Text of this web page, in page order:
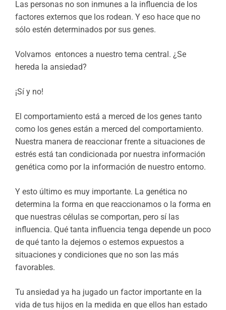
Las personas no son inmunes a la influencia de los
factores externos que los rodean. Y eso hace que no
sólo estén determinados por sus genes.
Volvamos entonces a nuestro tema central. ¿Se
hereda la ansiedad?
¡Sí y no!
El comportamiento está a merced de los genes tanto
como los genes están a merced del comportamiento.
Nuestra manera de reaccionar frente a situaciones de
estrés está tan condicionada por nuestra información
genética como por la información de nuestro entorno.
Y esto último es muy importante. La genética no
determina la forma en que reaccionamos o la forma en
que nuestras células se comportan, pero sí las
influencia. Qué tanta influencia tenga depende un poco
de qué tanto la dejemos o estemos expuestos a
situaciones y condiciones que no son las más
favorables.
Tu ansiedad ya ha jugado un factor importante en la
vida de tus hijos en la medida en que ellos han estado